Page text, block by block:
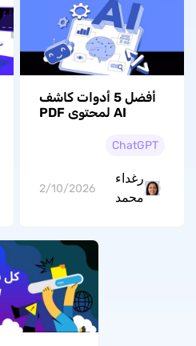
أفضل 5 أدوات كاشف
AI لمحتوى PDF
ChatGPT
رغداء
محمد
2/10/2026